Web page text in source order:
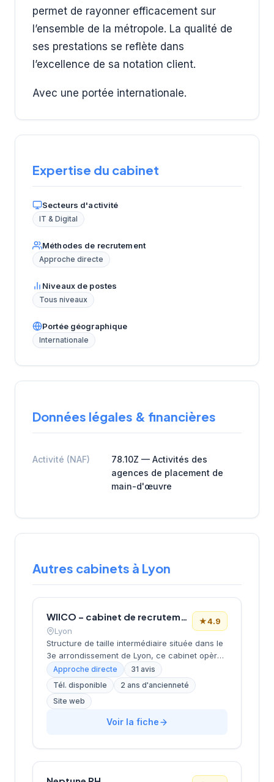
permet de rayonner efficacement sur
l’ensemble de la métropole. La qualité de
ses prestations se reflète dans
l’excellence de sa notation client.
Avec une portée internationale.
Expertise du cabinet
Secteurs d'activité
IT & Digital
Méthodes de recrutement
Approche directe
Niveaux de postes
Tous niveaux
Portée géographique
Internationale
Données légales & financières
Activité (NAF)
78.10Z — Activités des
agences de placement de
main-d'œuvre
Autres cabinets à Lyon
WIICO – cabinet de recrutement
Lyon
★4.9
Structure de taille intermédiaire située dans le
3e arrondissement de Lyon, ce cabinet opère
depuis le quartier d'affaires de la Part-Dieu.
Dirigée par MOMTAZ-AZAD, l'entreprise
développe ses activités de recrutement avec
un positionnement géographique stratégique
au cœur du pôle économique lyonnais. La
société bénéficie d'une excellente réputation
Approche directe
31 avis
Tél. disponible
2 ans d'ancienneté
Site web
Voir la fiche